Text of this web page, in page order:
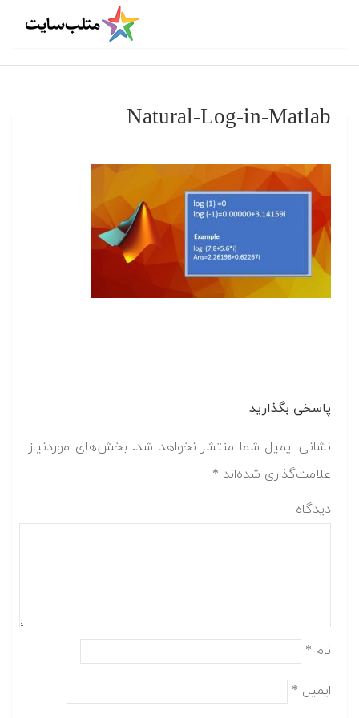
Natural-Log-in-Matlab
پاسخی بگذارید
نشانی ایمیل شما منتشر نخواهد شد. بخش‌های موردنیاز
علامت‌گذاری شده‌اند *
دیدگاه
نام *
ایمیل *